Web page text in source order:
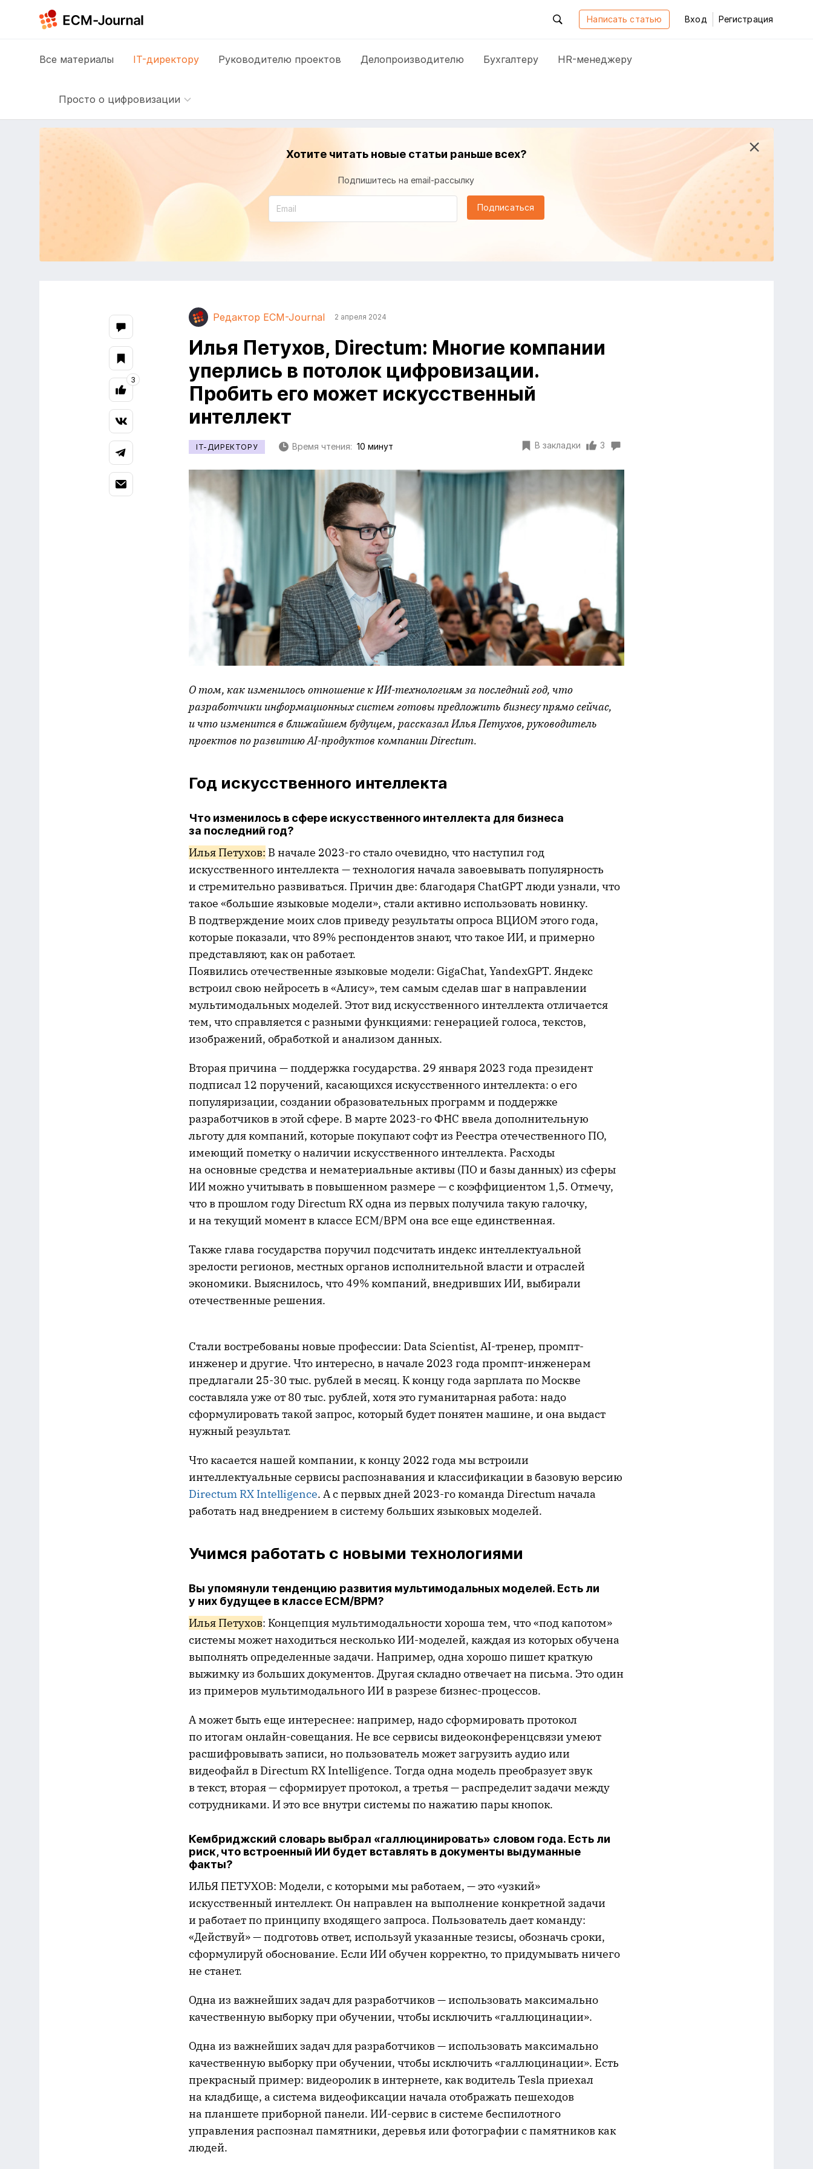
Написать статью Вход Регистрация
Все материалы IT-директору Руководителю проектов Делопроизводителю Бухгалтеру HR-менеджеру
Просто о цифровизации
Хотите читать новые статьи раньше всех?
Подпишитесь на email-рассылку
Подписаться
Редактор ECM-Journal 2 апреля 2024
Илья Петухов, Directum: Многие компании
уперлись в потолок цифровизации.
Пробить его может искусственный
интеллект
IT-ДИРЕКТОРУ Время чтения: 10 минут В закладки 3
О том, как изменилось отношение к ИИ-технологиям за последний год, что
разработчики информационных систем готовы предложить бизнесу прямо сейчас,
и что изменится в ближайшем будущем, рассказал Илья Петухов, руководитель
проектов по развитию AI-продуктов компании Directum.
Год искусственного интеллекта
Что изменилось в сфере искусственного интеллекта для бизнеса
за последний год?
Илья Петухов: В начале 2023-го стало очевидно, что наступил год
искусственного интеллекта — технология начала завоевывать популярность
и стремительно развиваться. Причин две: благодаря ChatGPT люди узнали, что
такое «большие языковые модели», стали активно использовать новинку.
В подтверждение моих слов приведу результаты опроса ВЦИОМ этого года,
которые показали, что 89% респондентов знают, что такое ИИ, и примерно
представляют, как он работает.
Появились отечественные языковые модели: GigaChat, YandexGPT. Яндекс
встроил свою нейросеть в «Алису», тем самым сделав шаг в направлении
мультимодальных моделей. Этот вид искусственного интеллекта отличается
тем, что справляется с разными функциями: генерацией голоса, текстов,
изображений, обработкой и анализом данных.
Вторая причина — поддержка государства. 29 января 2023 года президент
подписал 12 поручений, касающихся искусственного интеллекта: о его
популяризации, создании образовательных программ и поддержке
разработчиков в этой сфере. В марте 2023-го ФНС ввела дополнительную
льготу для компаний, которые покупают софт из Реестра отечественного ПО,
имеющий пометку о наличии искусственного интеллекта. Расходы
на основные средства и нематериальные активы (ПО и базы данных) из сферы
ИИ можно учитывать в повышенном размере — с коэффициентом 1,5. Отмечу,
что в прошлом году Directum RX одна из первых получила такую галочку,
и на текущий момент в классе ECM/BPM она все еще единственная.
Также глава государства поручил подсчитать индекс интеллектуальной
зрелости регионов, местных органов исполнительной власти и отраслей
экономики. Выяснилось, что 49% компаний, внедривших ИИ, выбирали
отечественные решения.
Стали востребованы новые профессии: Data Scientist, AI-тренер, промпт-
инженер и другие. Что интересно, в начале 2023 года промпт-инженерам
предлагали 25-30 тыс. рублей в месяц. К концу года зарплата по Москве
составляла уже от 80 тыс. рублей, хотя это гуманитарная работа: надо
сформулировать такой запрос, который будет понятен машине, и она выдаст
нужный результат.
Что касается нашей компании, к концу 2022 года мы встроили
интеллектуальные сервисы распознавания и классификации в базовую версию
Directum RX Intelligence. А с первых дней 2023-го команда Directum начала
работать над внедрением в систему больших языковых моделей.
Учимся работать с новыми технологиями
Вы упомянули тенденцию развития мультимодальных моделей. Есть ли
у них будущее в классе ECM/BPM?
Илья Петухов: Концепция мультимодальности хороша тем, что «под капотом»
системы может находиться несколько ИИ-моделей, каждая из которых обучена
выполнять определенные задачи. Например, одна хорошо пишет краткую
выжимку из больших документов. Другая складно отвечает на письма. Это один
из примеров мультимодального ИИ в разрезе бизнес-процессов.
А может быть еще интереснее: например, надо сформировать протокол
по итогам онлайн-совещания. Не все сервисы видеоконференцсвязи умеют
расшифровывать записи, но пользователь может загрузить аудио или
видеофайл в Directum RX Intelligence. Тогда одна модель преобразует звук
в текст, вторая — сформирует протокол, а третья — распределит задачи между
сотрудниками. И это все внутри системы по нажатию пары кнопок.
Кембриджский словарь выбрал «галлюцинировать» словом года. Есть ли
риск, что встроенный ИИ будет вставлять в документы выдуманные
факты?
ИЛЬЯ ПЕТУХОВ: Модели, с которыми мы работаем, — это «узкий»
искусственный интеллект. Он направлен на выполнение конкретной задачи
и работает по принципу входящего запроса. Пользователь дает команду:
«Действуй» — подготовь ответ, используй указанные тезисы, обозначь сроки,
сформулируй обоснование. Если ИИ обучен корректно, то придумывать ничего
не станет.
Одна из важнейших задач для разработчиков — использовать максимально
качественную выборку при обучении, чтобы исключить «галлюцинации».
Одна из важнейших задач для разработчиков — использовать максимально
качественную выборку при обучении, чтобы исключить «галлюцинации». Есть
прекрасный пример: видеоролик в интернете, как водитель Tesla приехал
на кладбище, а система видеофиксации начала отображать пешеходов
на планшете приборной панели. ИИ-сервис в системе беспилотного
управления распознал памятники, деревья или фотографии с памятников как
людей.
3